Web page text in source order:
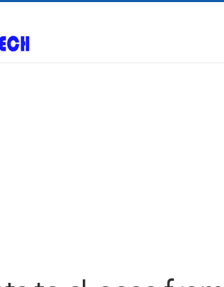
in /home/ycseal/www/wp-admin/includes/